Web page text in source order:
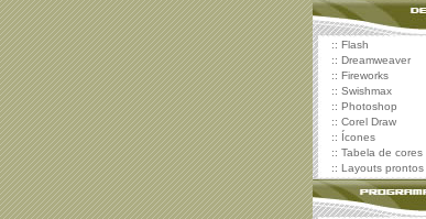
:: Flash
:: Dreamweaver
:: Fireworks
:: Swishmax
:: Photoshop
:: Corel Draw
:: Ícones
:: Tabela de cores
:: Layouts prontos